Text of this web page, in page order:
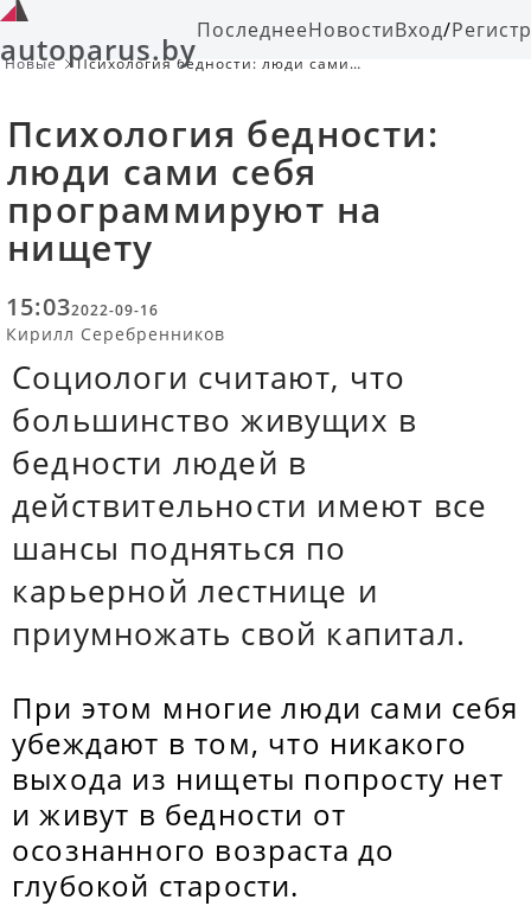
autoparus.byПоследнееНовостиВход/
Новые
Психология бедности: люди сами
Психология бедности:
люди сами себя
программируют на
нищету
15:032022-09-16
Кирилл Серебренников
Социологи считают, что
большинство живущих в
бедности людей в
действительности имеют все
шансы подняться по
карьерной лестнице и
приумножать свой капитал.
При этом многие люди сами себя
убеждают в том, что никакого
выхода из нищеты попросту нет
и живут в бедности от
осознанного возраста до
глубокой старости.